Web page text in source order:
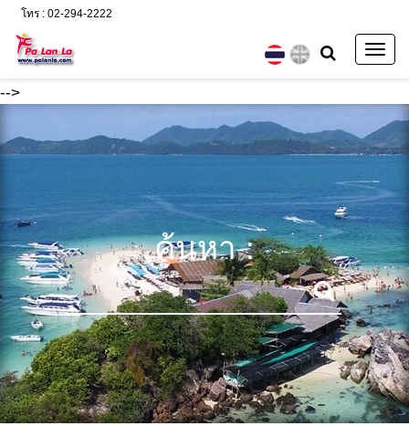
-->
โทร : 02-294-2222
ค้นหา :